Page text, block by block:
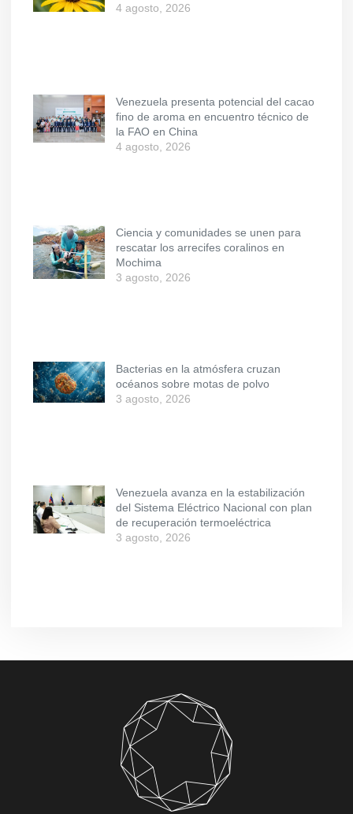
4 agosto, 2026
Venezuela presenta potencial del cacao
fino de aroma en encuentro técnico de
la FAO en China
4 agosto, 2026
Ciencia y comunidades se unen para
rescatar los arrecifes coralinos en
Mochima
3 agosto, 2026
Bacterias en la atmósfera cruzan
océanos sobre motas de polvo
3 agosto, 2026
Venezuela avanza en la estabilización
del Sistema Eléctrico Nacional con plan
de recuperación termoeléctrica
3 agosto, 2026